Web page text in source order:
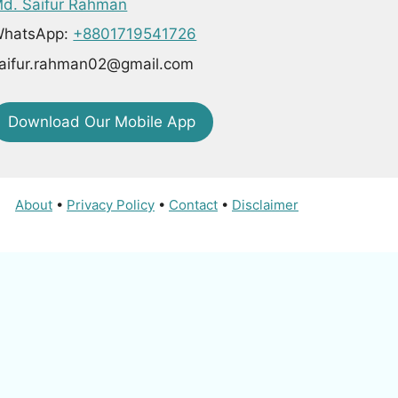
Saifur Rahman
+8801719541726
Download Our Mobile App
About • Privacy Policy • Contact • Disclaimer